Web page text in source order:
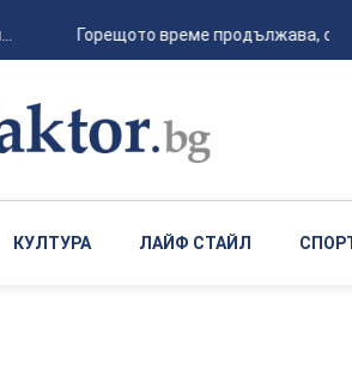
Горещото време продължава, с
КУЛТУРА ЛАЙФ СТАЙЛ